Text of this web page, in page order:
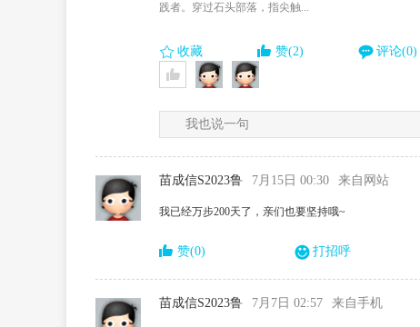
践者。穿过石头部落，指尖触...
收藏 赞(2) 评论(0)
我也说一句
苗成信S2023鲁 7月15日 00:30 来自网站
我已经万步200天了，亲们也要坚持哦~
赞(0) 打招呼
苗成信S2023鲁 7月7日 02:57 来自手机